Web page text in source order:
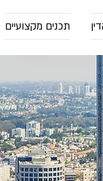
תכנים מקצועיים